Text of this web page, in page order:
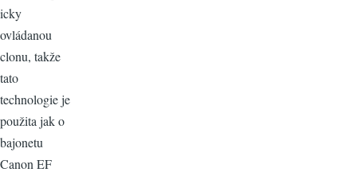
icky
ovládanou
clonu, takže
tato
technologie je
použita jak o
bajonetu
Canon EF